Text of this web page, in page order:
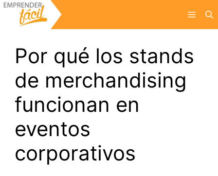
Saltar
Menú
Por qué los stands
de merchandising
funcionan en
eventos
corporativos